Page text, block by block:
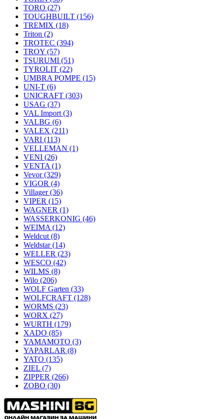
TORO (27)
TOUGHBUILT (156)
TREMIX (18)
Triton (2)
TROTEC (394)
TROY (57)
TSURUMI (51)
TYROLIT (22)
UMBRA POMPE (15)
UNI-T (6)
UNICRAFT (303)
USAG (37)
VAL Import (3)
VALBG (6)
VALEX (211)
VARI (113)
VELLEMAN (1)
VENI (26)
VENTA (1)
Vevor(329)
VIGOR (4)
Villager(36)
VIPER (15)
WAGNER (1)
WASSERKONIG (46)
WEIMA (12)
Weldcut (8)
Weldstar(14)
WELLER (23)
WESCO (42)
WILMS (8)
Wilo (206)
WOLF Garten (33)
WOLFCRAFT (128)
WORMS (23)
WORX (27)
WURTH (179)
XADO (85)
YAMAMOTO (3)
YAPARLAR (8)
YATO (135)
ZIEL (7)
ZIPPER (266)
ZOBO (30)